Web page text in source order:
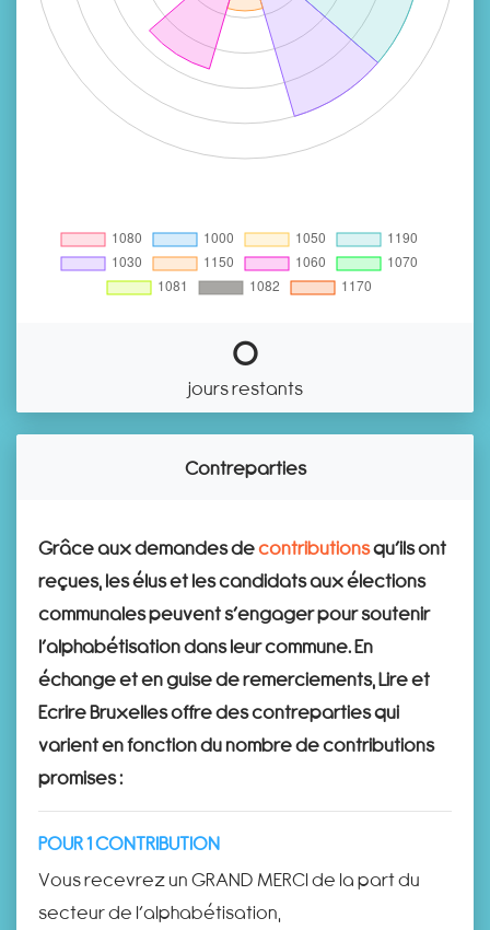
0
jours restants
Contreparties
Grâce aux demandes decontributionsqu’ils ont
reçues, les élus et les candidats aux élections
communales peuvent s’engager pour soutenir
l’alphabétisation dans leur commune. En
échange et en guise de remerciements, Lire et
Ecrire Bruxelles offre des contreparties qui
varient en fonction du nombre de contributions
promises :
POUR 1 CONTRIBUTION
Vous recevrez un GRAND MERCI de la part du
secteur de l’alphabétisation,